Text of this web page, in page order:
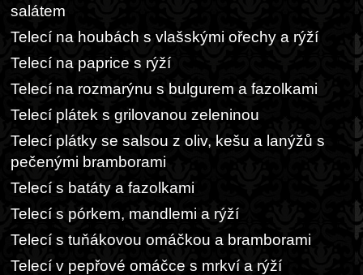
salátem
Telecí na houbách s vlašskými ořechy a rýží
Telecí na paprice s rýží
Telecí na rozmarýnu s bulgurem a fazolkami
Telecí plátek s grilovanou zeleninou
Telecí plátky se salsou z oliv, kešu a lanýžů s
pečenými bramborami
Telecí s batáty a fazolkami
Telecí s pórkem, mandlemi a rýží
Telecí s tuňákovou omáčkou a bramborami
Telecí v pepřové omáčce s mrkví a rýží